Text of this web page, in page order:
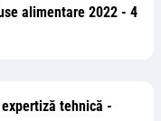
alimentare 2022 - 4
tehnică -